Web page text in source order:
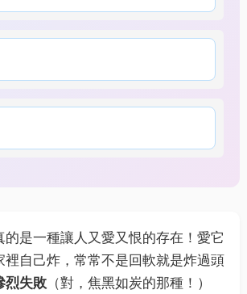
的是一種讓人又愛又恨的存在！愛它
自己炸，常常不是回軟就是炸過頭
烈失敗 （對，焦黑如炭的那種！）